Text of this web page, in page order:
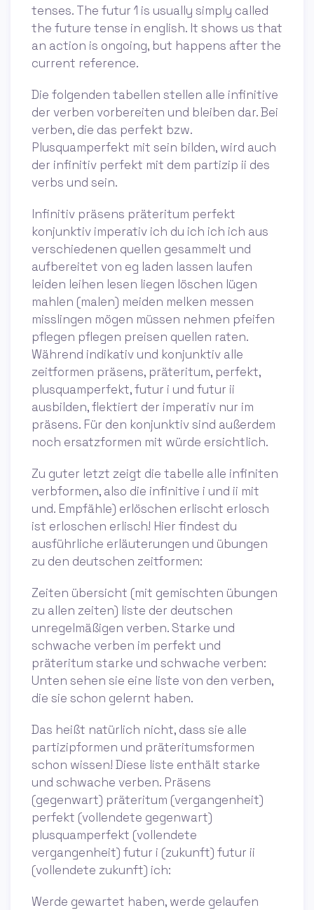
tenses. The futur 1 is usually simply called
the future tense in english. It shows us that
an action is ongoing, but happens after the
current reference.
Die folgenden tabellen stellen alle infinitive
der verben vorbereiten und bleiben dar. Bei
verben, die das perfekt bzw.
Plusquamperfekt mit sein bilden, wird auch
der infinitiv perfekt mit dem partizip ii des
verbs und sein.
Infinitiv präsens präteritum perfekt
konjunktiv imperativ ich du ich ich ich aus
verschiedenen quellen gesammelt und
aufbereitet von eg laden lassen laufen
leiden leihen lesen liegen löschen lügen
mahlen (malen) meiden melken messen
misslingen mögen müssen nehmen pfeifen
pflegen pflegen preisen quellen raten.
Während indikativ und konjunktiv alle
zeitformen präsens, präteritum, perfekt,
plusquamperfekt, futur i und futur ii
ausbilden, flektiert der imperativ nur im
präsens. Für den konjunktiv sind außerdem
noch ersatzformen mit würde ersichtlich.
Zu guter letzt zeigt die tabelle alle infiniten
verbformen, also die infinitive i und ii mit
und. Empfähle) erlöschen erlischt erlosch
ist erloschen erlisch! Hier findest du
ausführliche erläuterungen und übungen
zu den deutschen zeitformen:
Zeiten übersicht (mit gemischten übungen
zu allen zeiten) liste der deutschen
unregelmäßigen verben. Starke und
schwache verben im perfekt und
präteritum starke und schwache verben:
Unten sehen sie eine liste von den verben,
die sie schon gelernt haben.
Das heißt natürlich nicht, dass sie alle
partizipformen und präteritumsformen
schon wissen! Diese liste enthält starke
und schwache verben. Präsens
(gegenwart) präteritum (vergangenheit)
perfekt (vollendete gegenwart)
plusquamperfekt (vollendete
vergangenheit) futur i (zukunft) futur ii
(vollendete zukunft) ich:
Werde gewartet haben, werde gelaufen